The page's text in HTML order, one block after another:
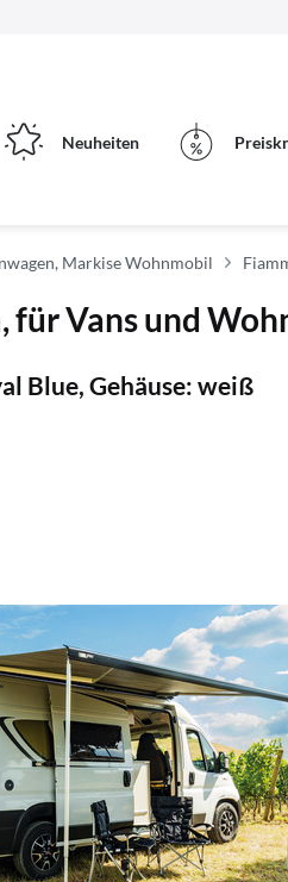
Neuheiten
Markise Wohnmobil
für Vans und
Blue, Gehäuse: weiß